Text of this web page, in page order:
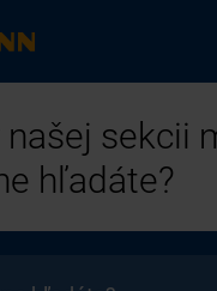
sekcii
hľadáte?